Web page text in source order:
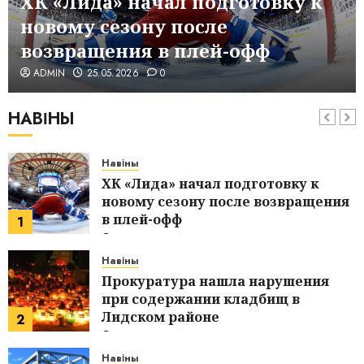
новому сезону после
возвращения в плей-офф
ADMIN 25.05.2026 0
НАВІНЫ
6
интерьере кухни: стиль и
функциональность
29.12.2024 0
7
Навіны
Экс третья ракетка мира Саккари
1
Навіны
ХК «Лида» начал подготовку к
новому сезону после возвращения
в плей-офф
2
Навіны
Прокуратура нашла нарушения
при содержании кладбищ в
Лидском районе
Навіны